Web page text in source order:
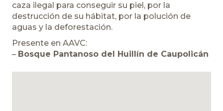
caza ilegal para conseguir su piel, por la
destrucción de su hábitat, por la polución de
aguas y la deforestación.
Presente en AAVC:
– Bosque Pantanoso del Huillín de Caupolicán